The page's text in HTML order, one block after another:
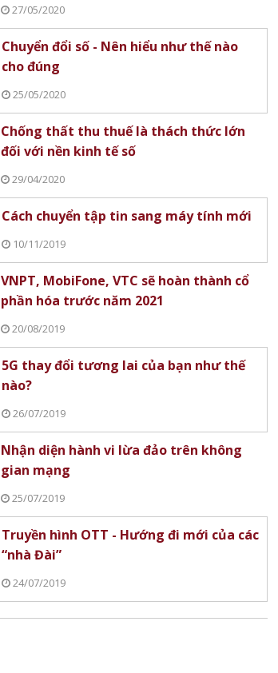
27/05/2020
Chuyển đổi số - Nên hiểu như thế nào
cho đúng
25/05/2020
Chống thất thu thuế là thách thức lớn
đối với nền kinh tế số
29/04/2020
Cách chuyển tập tin sang máy tính mới
10/11/2019
VNPT, MobiFone, VTC sẽ hoàn thành cổ
phần hóa trước năm 2021
20/08/2019
5G thay đổi tương lai của bạn như thế
nào?
26/07/2019
Nhận diện hành vi lừa đảo trên không
gian mạng
25/07/2019
Truyền hình OTT - Hướng đi mới của các
“nhà Đài”
24/07/2019